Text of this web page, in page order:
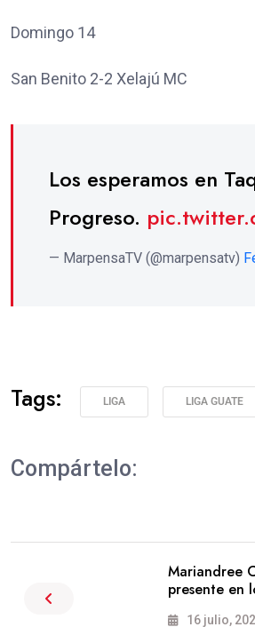
Domingo 14
San Benito 2-2 Xelajú MC
Los esperamos en
Progreso.
— MarpensaTV (@marpensatv)
Tags: LIGA LIGA GUATE
Compártelo:
Mariandree
presente en
16 julio,